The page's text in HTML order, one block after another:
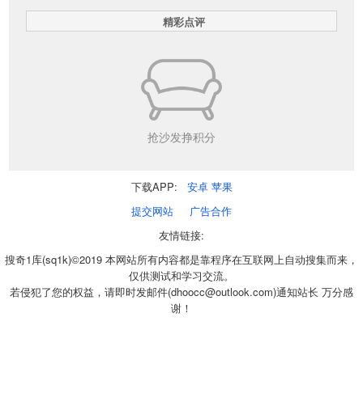
精彩点评
抢沙发挣积分
下载APP: 安卓 苹果
提交网站
广告合作
友情链接:
搜奇1库(sq1k)©2019 本网站所有内容都是靠程序在互联网上自动搜集而来，
仅供测试和学习交流。
若侵犯了您的权益，请即时发邮件(dhoocc@outlook.com)通知站长 万分感
谢！